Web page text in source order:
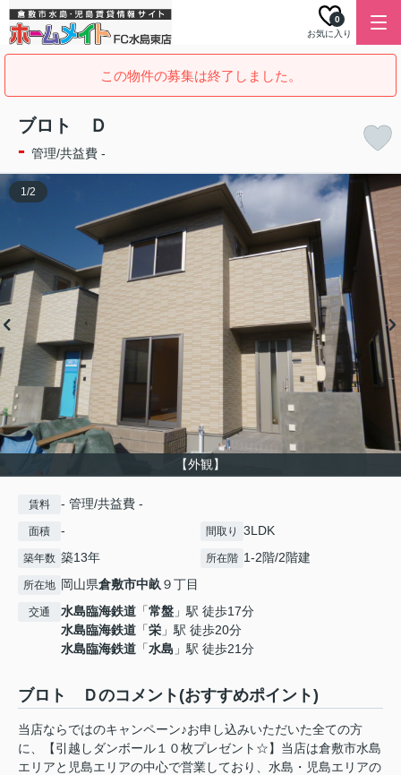
お気に入り
0
この物件の募集は終了しました。
ブロト Ｄ
- 管理/共益費 -
【外観】
1/2
賃料 - 管理/共益費 -
面積 - 間取り 3LDK
築年数 築13年 所在階 1-2階/2階建
所在地 岡山県倉敷市中畝９丁目
交通 水島臨海鉄道 「常盤 」駅 徒歩17分
水島臨海鉄道 「栄 」駅 徒歩20分
水島臨海鉄道 「水島 」駅 徒歩21分
ブロト Ｄのコメント(おすすめポイント)
当店ならではのキャンペーン♪お申し込みいただいた全ての方
に、【引越しダンボール１０枚プレゼント☆】当店は倉敷市水島
エリアと児島エリアの中心で営業しており、水島・児島エリアの